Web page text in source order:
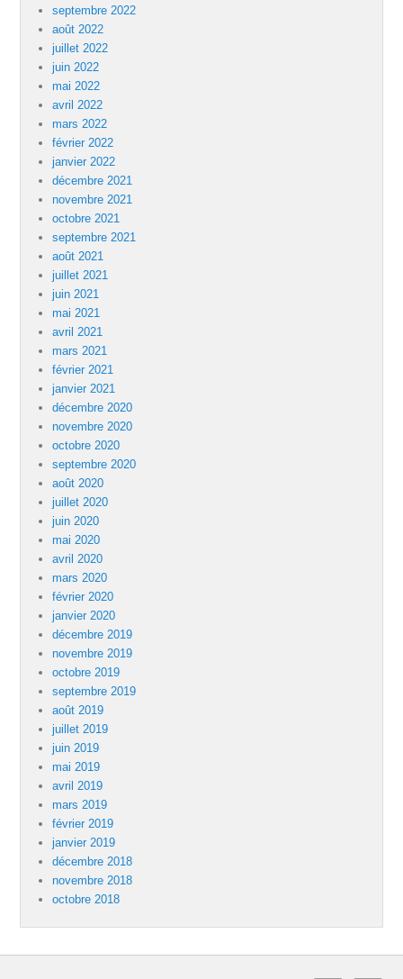
septembre 2022
août 2022
juillet 2022
juin 2022
mai 2022
avril 2022
mars 2022
février 2022
janvier 2022
décembre 2021
novembre 2021
octobre 2021
septembre 2021
août 2021
juillet 2021
juin 2021
mai 2021
avril 2021
mars 2021
février 2021
janvier 2021
décembre 2020
novembre 2020
octobre 2020
septembre 2020
août 2020
juillet 2020
juin 2020
mai 2020
avril 2020
mars 2020
février 2020
janvier 2020
décembre 2019
novembre 2019
octobre 2019
septembre 2019
août 2019
juillet 2019
juin 2019
mai 2019
avril 2019
mars 2019
février 2019
janvier 2019
décembre 2018
novembre 2018
octobre 2018